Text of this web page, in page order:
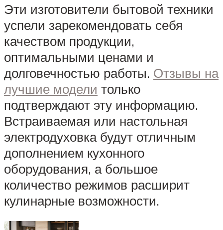
Эти изготовители бытовой техники
успели зарекомендовать себя
качеством продукции,
оптимальными ценами и
долговечностью работы. Отзывы на
лучшие модели только
подтверждают эту информацию.
Встраиваемая или настольная
электродуховка будут отличным
дополнением кухонного
оборудования, а большое
количество режимов расширит
кулинарные возможности.